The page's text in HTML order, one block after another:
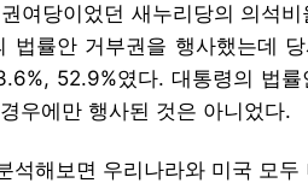
여당이었던 새누리당의 의석
법률안 거부권을 행사했는데
52.9%였다. 대통령의 법
우에만 행사된 것은 아니었다.
석해보면 우리나라와 미국 모